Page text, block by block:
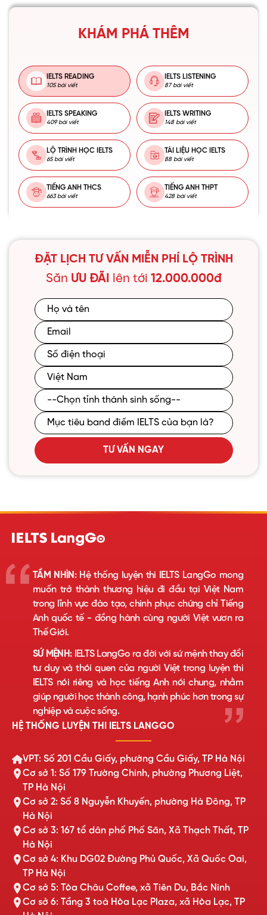
KHÁM PHÁ THÊM
IELTS READING
105 bài viết
IELTS LISTENING
87 bài viết
IELTS SPEAKING
409 bài viết
IELTS WRITING
148 bài viết
LỘ TRÌNH HỌC IELTS
65 bài viết
TÀI LIỆU HỌC IELTS
88 bài viết
TIẾNG ANH THCS
663 bài viết
TIẾNG ANH THPT
428 bài viết
ĐẶT LỊCH TƯ VẤN MIỄN PHÍ LỘ TRÌNH
Săn ƯU ĐÃI lên tới 12.000.000đ
TƯ VẤN NGAY
TẦM NHÌN:Hệ thống luyện thi IELTS LangGo mong
muốn trở thành thương hiệu đi đầu tại Việt Nam
trong lĩnh vực đào tạo, chinh phục chứng chỉ Tiếng
Anh quốc tế - đồng hành cùng người Việt vươn ra
Thế Giới.
SỨ MỆNH:IELTS LangGo ra đời với sứ mệnh thay đổi
tư duy và thói quen của người Việt trong luyện thi
IELTS nói riêng và học tiếng Anh nói chung, nhằm
giúp người học thành công, hạnh phúc hơn trong sự
nghiệp và cuộc sống.
HỆ THỐNG LUYỆN THI IELTS LANGGO
VPT: Số 201 Cầu Giấy, phường Cầu Giấy, TP Hà Nội
Cơ sở 1: Số 179 Trường Chinh, phường Phương Liệt,
TP Hà Nội
Cơ sở 2: Số 8 Nguyễn Khuyến, phường Hà Đông, TP
Hà Nội
Cơ sở 3: 167 tổ dân phố Phố Săn, Xã Thạch Thất, TP
Hà Nội
Cơ sở 4: Khu DG02 Đường Phủ Quốc, Xã Quốc Oai,
TP Hà Nội
Cơ sở 5: Tòa Châu Coffee, xã Tiên Du, Bắc Ninh
Cơ sở 6: Tầng 3 toà Hòa Lạc Plaza, xã Hòa Lạc, TP